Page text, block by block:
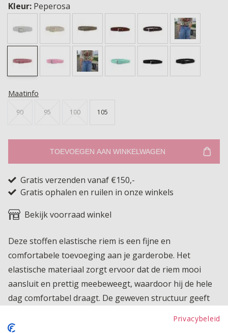
Kleur: Peperosa
Maatinfo
90 95 100 105
TOEVOEGEN AAN WINKELWAGEN
Gratis verzenden vanaf €150,-
Gratis ophalen en ruilen in onze winkels
Bekijk voorraad winkel
Deze stoffen elastische riem is een fijne en
comfortabele toevoeging aan je garderobe. Het
elastische materiaal zorgt ervoor dat de riem mooi
aansluit en prettig meebeweegt, waardoor hij de hele
dag comfortabel draagt. De geweven structuur geeft
makkelijk te combineren. Perfect voor bij een jeans,
Privacybeleid